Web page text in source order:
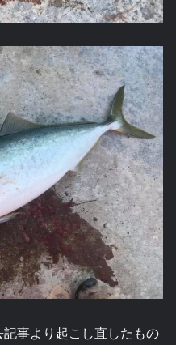
記事より起こし直したもの